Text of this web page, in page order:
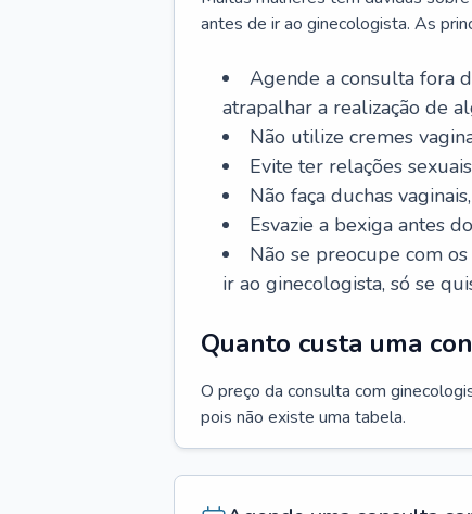
antes de ir ao ginecologista. As
Agende a consulta fora
atrapalhar a realização de
Não utilize cremes
Evite ter relações
Não faça duchas
Esvazie a bexiga antes
Não se preocupe com
ir ao ginecologista, só se
Quanto custa uma
O preço da consulta com
pois não existe uma tabela.